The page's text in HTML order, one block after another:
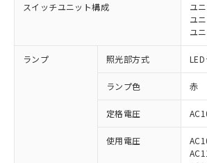
スイッチユニット構成
ユ
ユ
ユ
ランプ 照光部方式
ランプ色 赤
定格電圧
使用電圧